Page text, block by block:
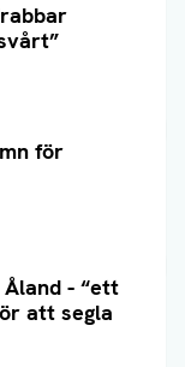
för
- “ett
att segla